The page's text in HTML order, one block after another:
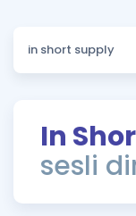
Puan
ÖSYM
In
sesli